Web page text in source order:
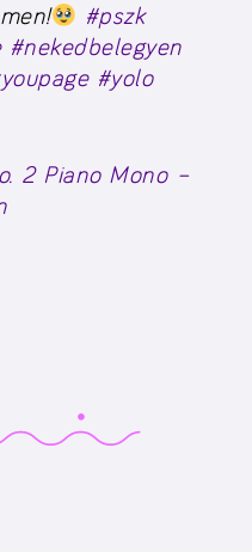
#pszk
#nekedbelegyen
#yolo
2 Piano Mono –